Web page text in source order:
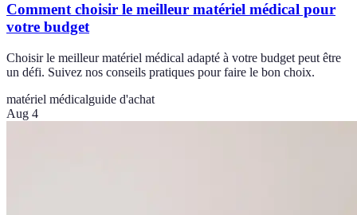
Comment choisir le meilleur matériel médical pour
votre budget
Choisir le meilleur matériel médical adapté à votre budget peut être
un défi. Suivez nos conseils pratiques pour faire le bon choix.
matériel médicalguide d'achat
Aug 4